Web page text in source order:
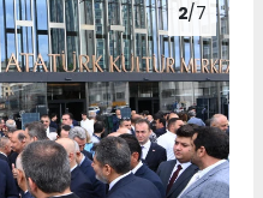
2/7